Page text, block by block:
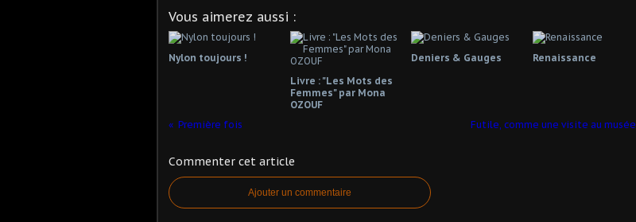
Vous aimerez aussi :
Nylon toujours !
Livre : "Les Mots des
Femmes" par Mona
OZOUF
Deniers & Gauges Renaissance
Première fois Futile, comme une visite au musée
Commenter cet article
Ajouter un commentaire